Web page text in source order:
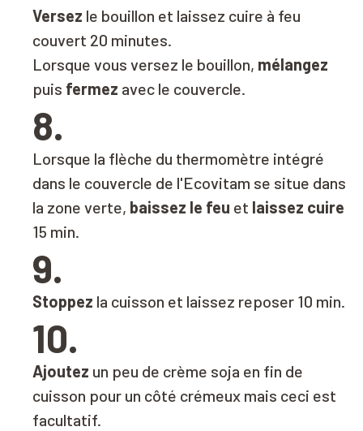
Versez le bouillon et laissez cuire à feu
couvert 20 minutes.
Lorsque vous versez le bouillon, mélangez
puis fermez avec le couvercle.
8.
Lorsque la flèche du thermomètre intégré
dans le couvercle de l'Ecovitam se situe dans
la zone verte, baissez le feu et laissez cuire
15 min.
9.
Stoppez la cuisson et laissez reposer 10 min.
10.
Ajoutez un peu de crème soja en fin de
cuisson pour un côté crémeux mais ceci est
facultatif.